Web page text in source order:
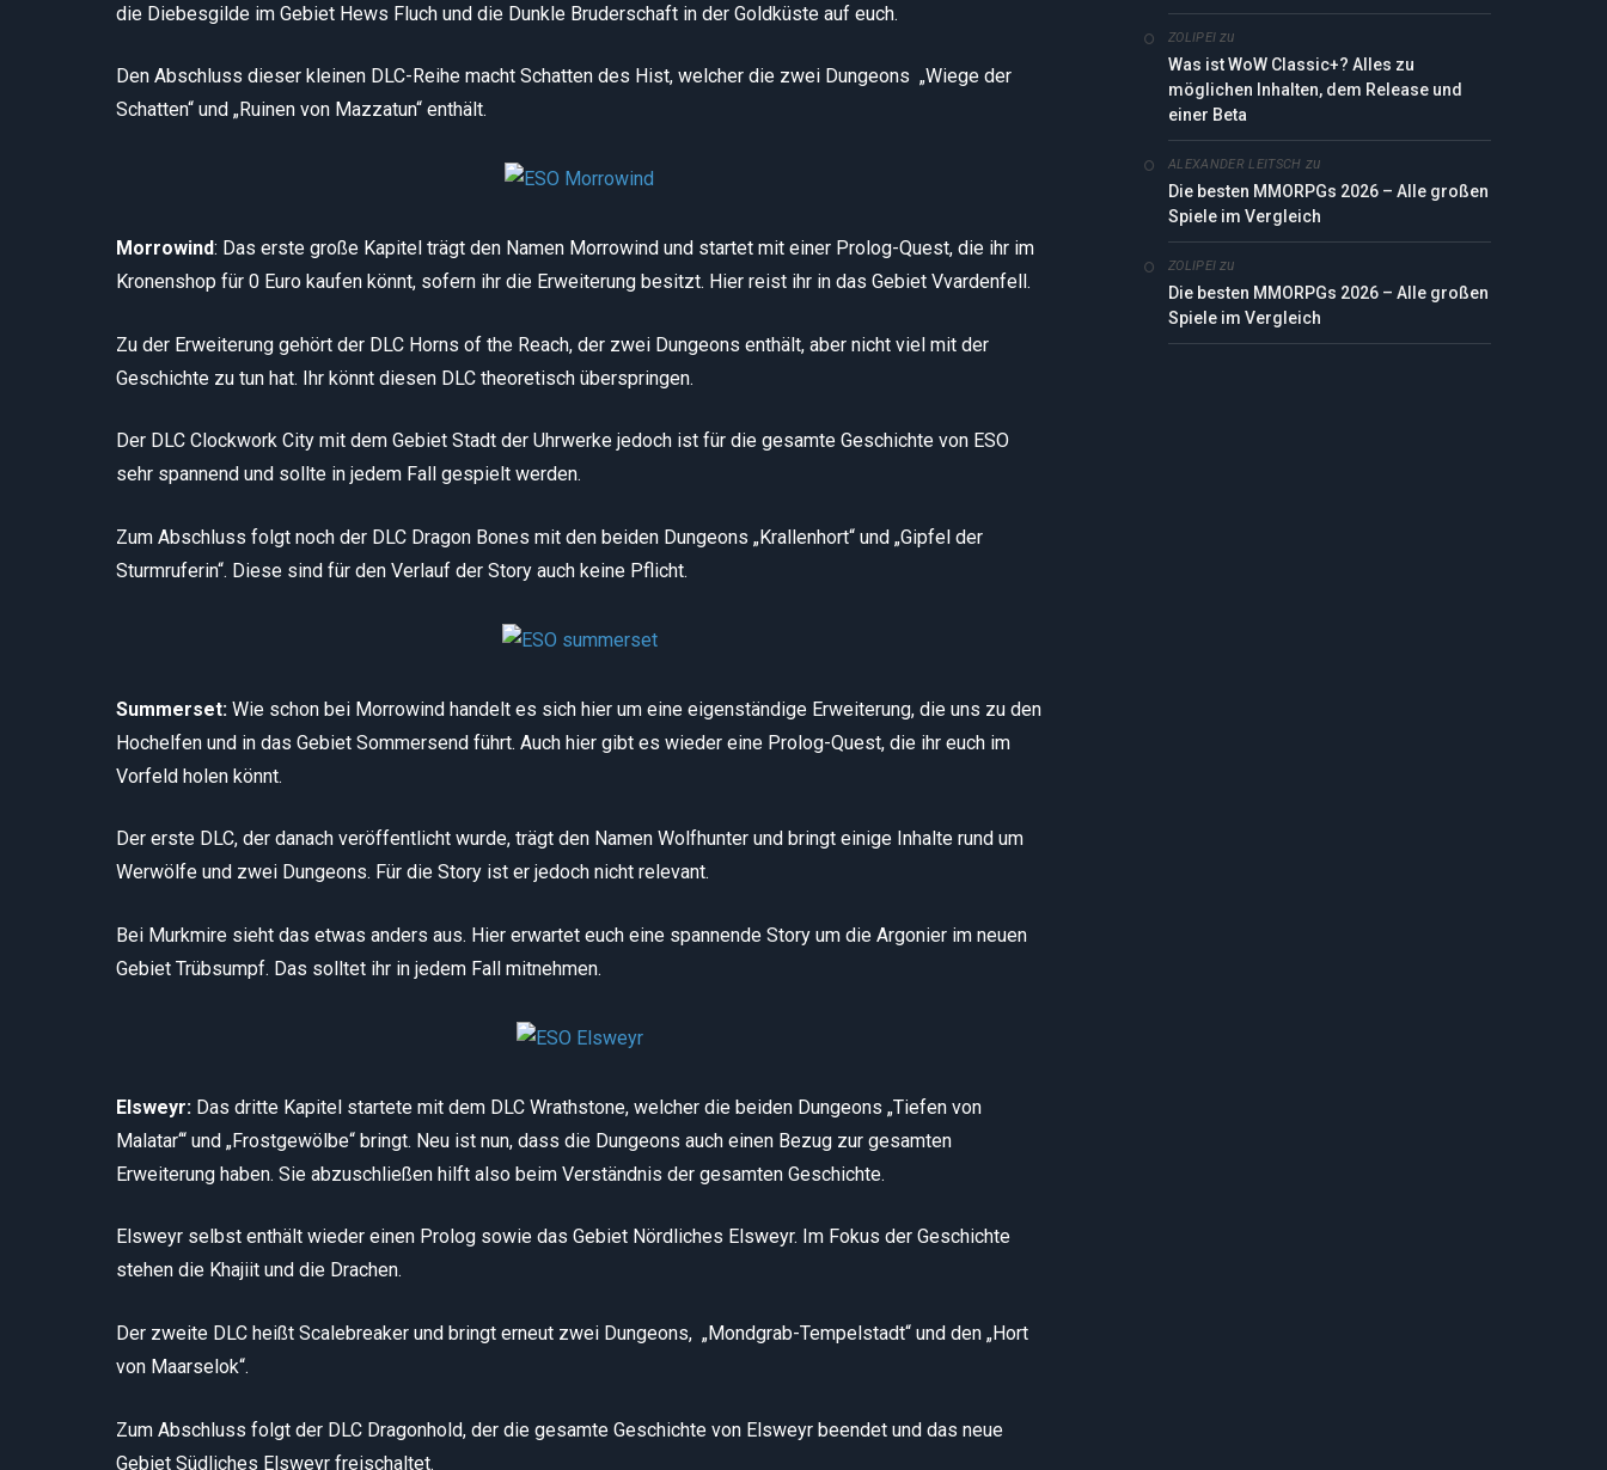
die Diebesgilde im Gebiet Hews Fluch und die Dunkle Bruderschaft in der Goldküste auf euch.
Den Abschluss dieser kleinen DLC-Reihe macht Schatten des Hist, welcher die zwei Dungeons „Wiege der
Schatten“ und „Ruinen von Mazzatun“ enthält.
Morrowind: Das erste große Kapitel trägt den Namen Morrowind und startet mit einer Prolog-Quest, die ihr im
Kronenshop für 0 Euro kaufen könnt, sofern ihr die Erweiterung besitzt. Hier reist ihr in das Gebiet Vvardenfell.
Zu der Erweiterung gehört der DLC Horns of the Reach, der zwei Dungeons enthält, aber nicht viel mit der
Geschichte zu tun hat. Ihr könnt diesen DLC theoretisch überspringen.
Der DLC Clockwork City mit dem Gebiet Stadt der Uhrwerke jedoch ist für die gesamte Geschichte von ESO
sehr spannend und sollte in jedem Fall gespielt werden.
Zum Abschluss folgt noch der DLC Dragon Bones mit den beiden Dungeons „Krallenhort“ und „Gipfel der
Sturmruferin“. Diese sind für den Verlauf der Story auch keine Pflicht.
Summerset: Wie schon bei Morrowind handelt es sich hier um eine eigenständige Erweiterung, die uns zu den
Hochelfen und in das Gebiet Sommersend führt. Auch hier gibt es wieder eine Prolog-Quest, die ihr euch im
Vorfeld holen könnt.
Der erste DLC, der danach veröffentlicht wurde, trägt den Namen Wolfhunter und bringt einige Inhalte rund um
Werwölfe und zwei Dungeons. Für die Story ist er jedoch nicht relevant.
Bei Murkmire sieht das etwas anders aus. Hier erwartet euch eine spannende Story um die Argonier im neuen
Gebiet Trübsumpf. Das solltet ihr in jedem Fall mitnehmen.
Elsweyr: Das dritte Kapitel startete mit dem DLC Wrathstone, welcher die beiden Dungeons „Tiefen von
Malatar‘“ und „Frostgewölbe“ bringt. Neu ist nun, dass die Dungeons auch einen Bezug zur gesamten
Erweiterung haben. Sie abzuschließen hilft also beim Verständnis der gesamten Geschichte.
Elsweyr selbst enthält wieder einen Prolog sowie das Gebiet Nördliches Elsweyr. Im Fokus der Geschichte
stehen die Khajiit und die Drachen.
Der zweite DLC heißt Scalebreaker und bringt erneut zwei Dungeons, „Mondgrab-Tempelstadt“ und den „Hort
von Maarselok“.
Zum Abschluss folgt der DLC Dragonhold, der die gesamte Geschichte von Elsweyr beendet und das neue
Gebiet Südliches Elsweyr freischaltet.
ZOLIPEI zu
Was ist WoW Classic+? Alles zu
möglichen Inhalten, dem Release und
einer Beta
ALEXANDER LEITSCH zu
Die besten MMORPGs 2026 – Alle großen
Spiele im Vergleich
ZOLIPEI zu
Die besten MMORPGs 2026 – Alle großen
Spiele im Vergleich